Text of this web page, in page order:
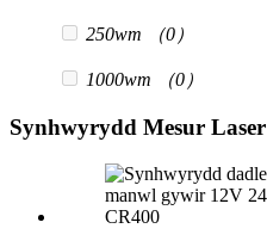
250wm （0）
1000wm （0）
Synhwyrydd Mesur Laser